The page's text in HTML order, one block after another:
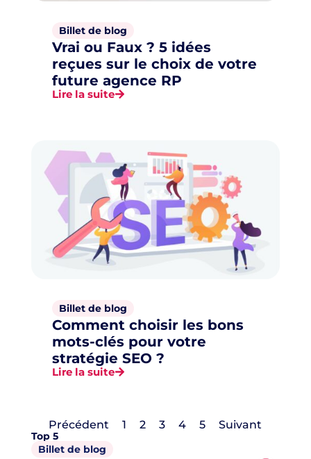
Billet de blog
Vrai ou Faux ? 5 idées
reçues sur le choix de votre
future agence RP
Lire la suite
Billet de blog
Comment choisir les bons
mots-clés pour votre
stratégie SEO ?
Lire la suite
Précédent 1 2 3 4 5 Suivant
Top 5
Billet de blog